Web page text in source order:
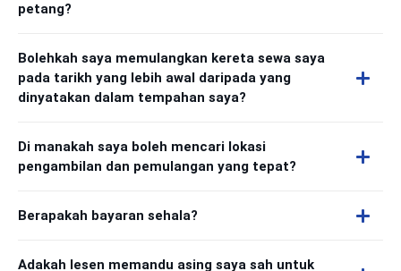
petang?
Bolehkah saya memulangkan kereta sewa saya
pada tarikh yang lebih awal daripada yang
dinyatakan dalam tempahan saya?
Di manakah saya boleh mencari lokasi
pengambilan dan pemulangan yang tepat?
Berapakah bayaran sehala?
Adakah lesen memandu asing saya sah untuk